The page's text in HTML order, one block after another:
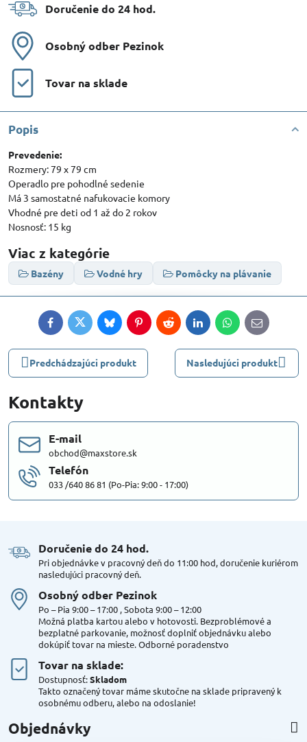
Doručenie do 24 hod​.
Osobný odber Pezinok
Tovar na sklade
Popis
Prevedenie:
Rozmery: 79 x 79 cm
Operadlo pre pohodlné sedenie
Má 3 samostatné nafukovacie komory
Vhodné pre deti od 1 až do 2 rokov
Nosnosť: 15 kg
Viac z kategórie
Bazény Vodné hry Pomôcky na plávanie
FacebookTwitterBlueskyPinterestRedditLinkedInWhatsApp
E-
mail
Predchádzajúci produkt Nasledujúci produkt
Kontakty
E-mail
obchod@maxstore.sk
Telefón
033 /640 86 81 (Po-Pia: 9:00 - 17:00)
Doručenie do 24 hod​.
Pri objednávke v pracovný deň do 11:00 hod, doručenie kuriérom
nasledujúci pracovný deň.
Osobný odber Pezinok
Po – Pia 9:00 – 17:00 , Sobota 9:00 – 12:00
Možná platba kartou alebo v hotovosti. Bezproblémové a
bezplatné parkovanie, možnosť doplniť objednávku alebo
dokúpiť tovar na mieste. Odborné poradenstvo
Tovar na sklade:
Dostupnosť:Skladom
Takto označený tovar máme skutočne na sklade pripravený k
osobnému odberu, alebo na odoslanie!
Objednávky